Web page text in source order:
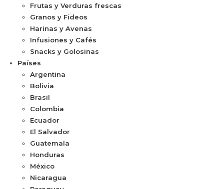
Frutas y Verduras frescas
Granos y Fideos
Harinas y Avenas
Infusiones y Cafés
Snacks y Golosinas
Países
Argentina
Bolivia
Brasil
Colombia
Ecuador
El Salvador
Guatemala
Honduras
México
Nicaragua